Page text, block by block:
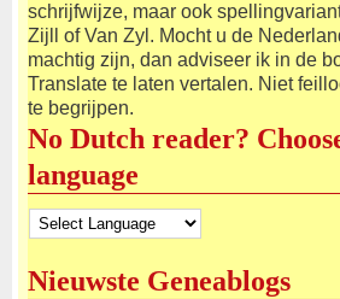
schrijfwijze, maar ook
Zijll of Van Zyl. Mocht u de
machtig zijn, dan adviseer ik in de
Translate te laten vertalen. Niet
te begrijpen.
No Dutch reader?
language
Nieuwste Geneablogs